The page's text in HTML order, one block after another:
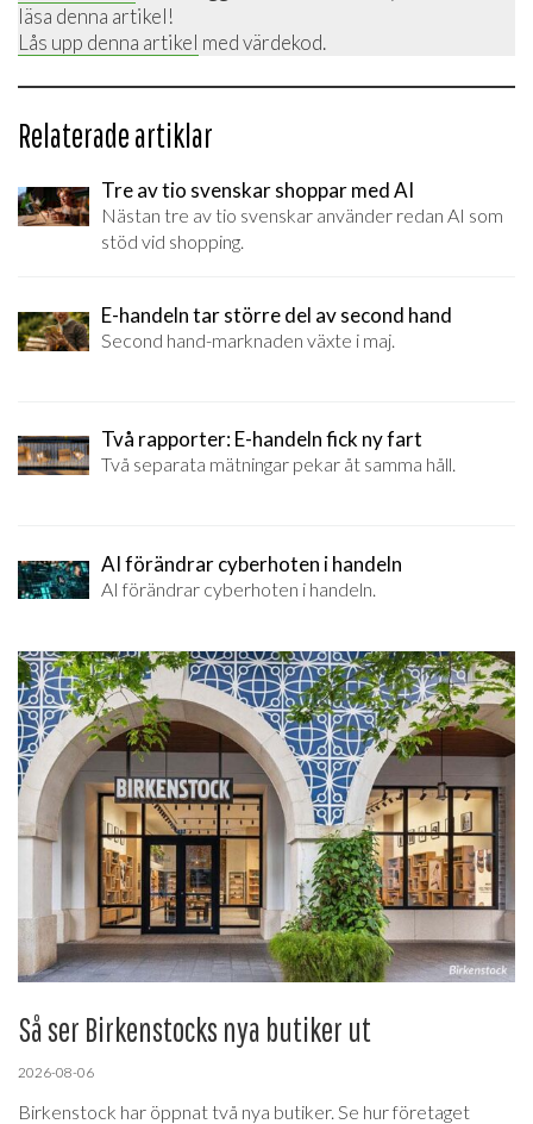
läsa denna artikel!
Lås upp denna artikel med värdekod.
Relaterade artiklar
Tre av tio svenskar shoppar med AI
Nästan tre av tio svenskar använder redan AI som
stöd vid shopping.
E-handeln tar större del av second hand
Second hand-marknaden växte i maj.
Två rapporter: E-handeln fick ny fart
Två separata mätningar pekar åt samma håll.
AI förändrar cyberhoten i handeln
AI förändrar cyberhoten i handeln.
Så ser Birkenstocks nya butiker ut
2026-08-06
Birkenstock har öppnat två nya butiker. Se hur företaget